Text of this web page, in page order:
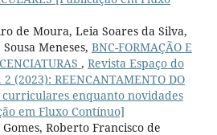
de Moura, Leia Soares da Silva,
Meneses, BNC-FORMAÇÃO E
, Revista Espaço do
(2023): REENCANTAMENTO DO
curriculares enquanto novidades
em Fluxo Contínuo]
Roberto Francisco de